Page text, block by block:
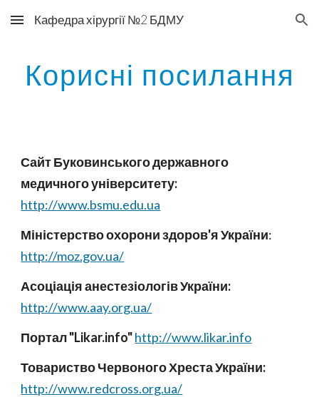
Skip to main content Skip to navigation
Кафедра хірургії №2 БДМУ
Корисні посилання
Сайт Буковинського державного
медичного університету:
http://www.bsmu.edu.ua
Міністерство охорони здоров'я України:
http://moz.gov.ua/
Асоціація анестезіологів України:
http://www.aay.org.ua/
Портал "Likar.info"http://www.likar.info
Товариство Червоного Хреста України:
http://www.redcross.org.ua/